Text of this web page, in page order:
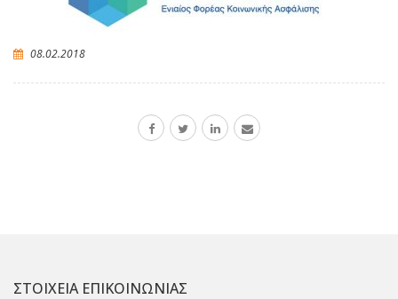
08.02.2018
ΣΤΟΙΧΕΙΑ ΕΠΙΚΟΙΝΩΝΙΑΣ